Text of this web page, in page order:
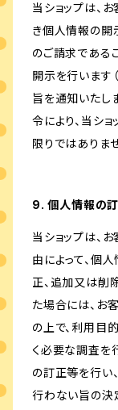
当ショップは、
き個人情報の開
のご請求である
開示を行います
旨を通知いたし
令により、当シ
限りではありませ
9. 個人情報の
当ショップは、
由によって、個
正、追加又は削
た場合には、お
の上で、利用目
く必要な調査を
の訂正等を行い
行わない旨の決